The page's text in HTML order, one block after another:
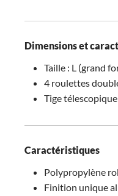
Dimensions et
Taille : L (grand
4 roulettes
Tige
Caractéristiques
Polypropylène
Finition unique